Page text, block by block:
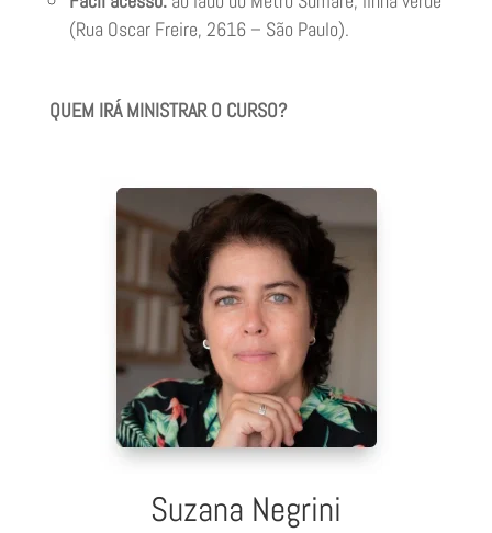
(Rua Oscar Freire, 2616 – São Paulo).
QUEM IRÁ MINISTRAR O CURSO?
Suzana Negrini